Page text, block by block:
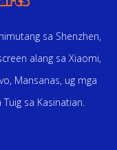
sa Shenzhen,
alang sa Xiaomi,
Mansanas, ug mga
sa Kasinatian.